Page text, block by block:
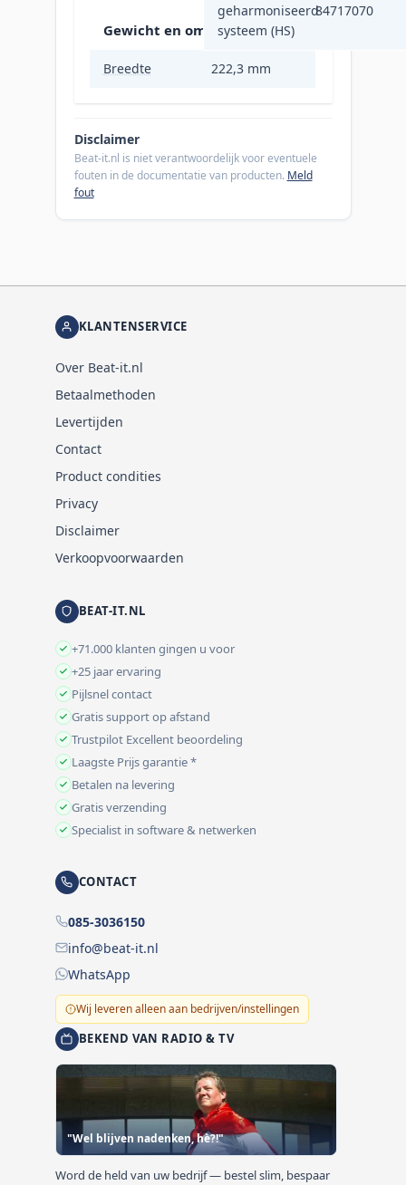
Gewicht en omvang
Breedte 222,3 mm
geharmoniseerd
systeem (HS)
84717070
Disclaimer
Beat-it.nl is niet verantwoordelijk voor eventuele
fouten in de documentatie van producten. Meld
fout
KLANTENSERVICE
Over Beat-it.nl
Betaalmethoden
Levertijden
Contact
Product condities
Privacy
Disclaimer
Verkoopvoorwaarden
BEAT-IT.NL
+71.000 klanten gingen u voor
+25 jaar ervaring
Pijlsnel contact
Gratis support op afstand
Trustpilot Excellent beoordeling
Laagste Prijs garantie *
Betalen na levering
Gratis verzending
Specialist in software & netwerken
CONTACT
085-3036150
info@beat-it.nl
WhatsApp
Wij leveren alleen aan bedrijven/instellingen
BEKEND VAN RADIO & TV
"Wel blijven nadenken, hè?!"
Word de held van uw bedrijf — bestel slim, bespaar